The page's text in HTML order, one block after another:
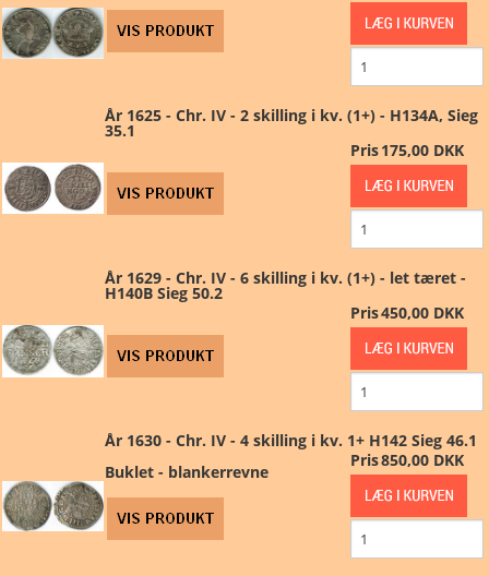
År 1625 - Chr. IV - 2 skilling i kv. (1+) - H134A, Sieg
35.1
Pris175,00 DKK
År 1629 - Chr. IV - 6 skilling i kv. (1+) - let tæret -
H140B Sieg 50.2
Pris450,00 DKK
År 1630 - Chr. IV - 4 skilling i kv. 1+ H142 Sieg 46.1
Buklet - blankerrevne
Pris850,00 DKK